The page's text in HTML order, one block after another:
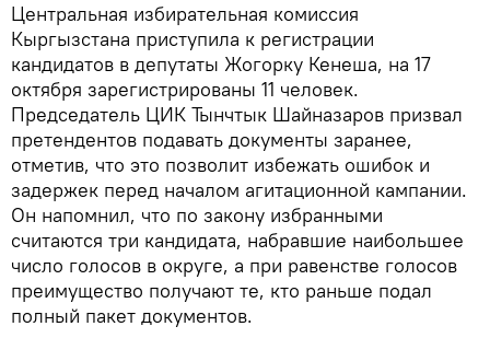
Центральная избирательная комиссия
Кыргызстана приступила к регистрации
кандидатов в депутаты Жогорку Кенеша, на 17
октября зарегистрированы 11 человек.
Председатель ЦИК Тынчтык Шайназаров призвал
претендентов подавать документы заранее,
отметив, что это позволит избежать ошибок и
задержек перед началом агитационной кампании.
Он напомнил, что по закону избранными
считаются три кандидата, набравшие наибольшее
число голосов в округе, а при равенстве голосов
преимущество получают те, кто раньше подал
полный пакет документов.